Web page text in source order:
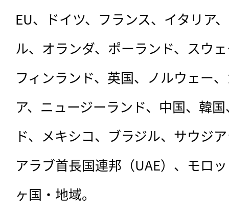
EU、ドイツ、フランス、イタリア
ル、オランダ、ポーランド、スウ
フィンランド、英国、ノルウェー
ア、ニュージーランド、中国、韓
ド、メキシコ、ブラジル、サウジ
アラブ首長国連邦（UAE）、モロ
ヶ国・地域。